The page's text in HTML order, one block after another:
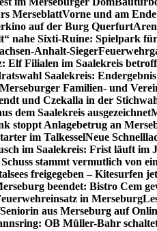
MerseblattVorne und am
auf der Burg Querfurt
nahe Sixti-Ruine: Spielpark
Anhalt-Sieger
Elf Filialen im Saalekreis
Saalekreis:
Merseburger Familien- und
und Czekalla in der
dem Saalekreis ausgezeichnet
stoppt Anlagebetrug an
im TalkesselNeue
im Saalekreis: Frist läuft im
stammt vermutlich von
freigegeben – Kitesurfen
beendet: Bistro Cem
in Merseburg
Seniorin aus Merseburg auf
OB Müller-Bahr